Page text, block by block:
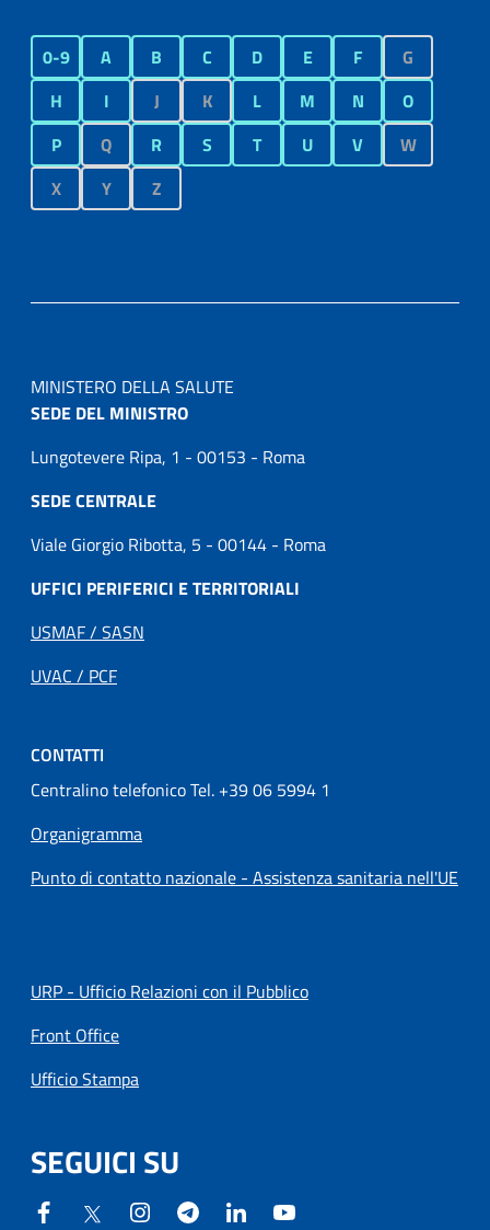
0-9 A B C D E F
G
H
I J K L M N
O
P
Q R S T U V
W
X
Y Z
MINISTERO DELLA SALUTE
SEDE DEL MINISTRO
Lungotevere Ripa, 1 - 00153 - Roma
SEDE CENTRALE
Viale Giorgio Ribotta, 5 - 00144 - Roma
UFFICI PERIFERICI E TERRITORIALI
USMAF / SASN
UVAC / PCF
CONTATTI
Centralino telefonico Tel. +39 06 5994 1
Organigramma
Punto di contatto nazionale - Assistenza sanitaria nell'UE
URP - Ufficio Relazioni con il Pubblico
Front Office
Ufficio Stampa
SEGUICI SU